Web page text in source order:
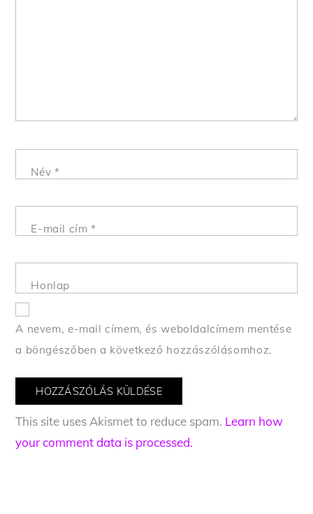
Név *
E-mail cím*
Honlap
A nevem, e-mail címem, és weboldalcímem mentése
a böngészőben a következő hozzászólásomhoz.
This site uses Akismet to reduce spam. Learn how
your comment data is processed.